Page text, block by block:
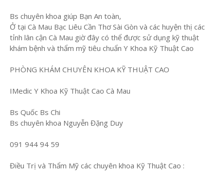
Bs chuyên khoa giúp Bạn An toàn,
Ở tại Cà Mau Bạc Liêu Cần Thơ Sài Gòn và các huyện thị các
tỉnh lân cận Cà Mau giờ đây có thể được sử dụng kỹ thuật
khám bệnh và thẩm mỹ tiêu chuẩn Y Khoa Kỹ Thuật Cao
PHÒNG KHÁM CHUYÊN KHOA KỸ THUẬT CAO
IMedic Y Khoa Kỹ Thuật Cao Cà Mau
Bs Quốc Bs Chi
Bs chuyên khoa Nguyễn Đặng Duy
091 944 94 59
Điều Trị và Thẩm Mỹ các chuyên khoa Kỹ Thuật Cao :